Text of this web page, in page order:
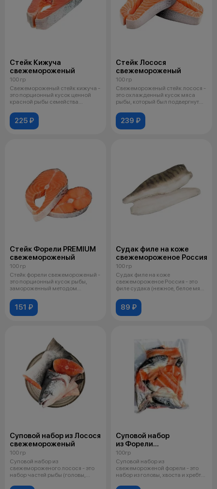
Стейк Кижуча
свежемороженый
100 гр
Свежемороженый стейк кижуча -
это порционный кусок ценной
красной рыбы семейства
225 ₽
Стейк Лосося
свежемороженый
100 гр
Свежемороженый стейк лосося -
это охлажденный кусок мяса
рыбы, который был подвергнут
239 ₽
Стейк Форели PREMIUM
свежемороженый
100 гр
Стейк форели свежемороженый -
это порционный кусок рыбы,
замороженный методом
151 ₽
Судак филе на коже
свежемороженое Россия
100 гр
Судак филе на коже
свежемороженое Россия - это
филе судака (нежное, белое мясо
89 ₽
Суповой набор из Лосося
свежемороженый
100 гр
Суповой набор из
свежемороженого лосося - это
набор частей рыбы (головы,
Суповой набор
из Форели
свежемороженый
100гр
Суповой набор из
свежемороженой форели - это
набор из головы, хвоста и хребта